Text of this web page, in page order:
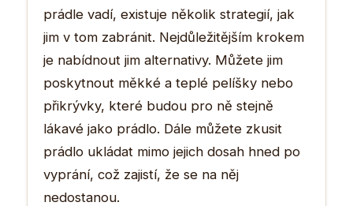
prádle vadí, existuje několik strategií, jak
jim v tom zabránit. Nejdůležitějším krokem
je nabídnout jim alternativy. Můžete jim
poskytnout měkké a teplé pelíšky nebo
přikrývky, které budou pro ně stejně
lákavé jako prádlo. Dále můžete zkusit
prádlo ukládat mimo jejich dosah hned po
vyprání, což zajistí, že se na něj
nedostanou.